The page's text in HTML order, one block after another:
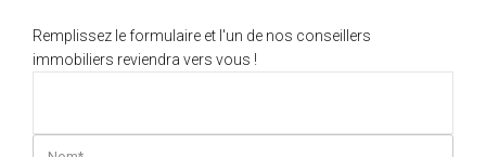
Remplissez le formulaire et l'un de nos conseillers
immobiliers reviendra vers vous !